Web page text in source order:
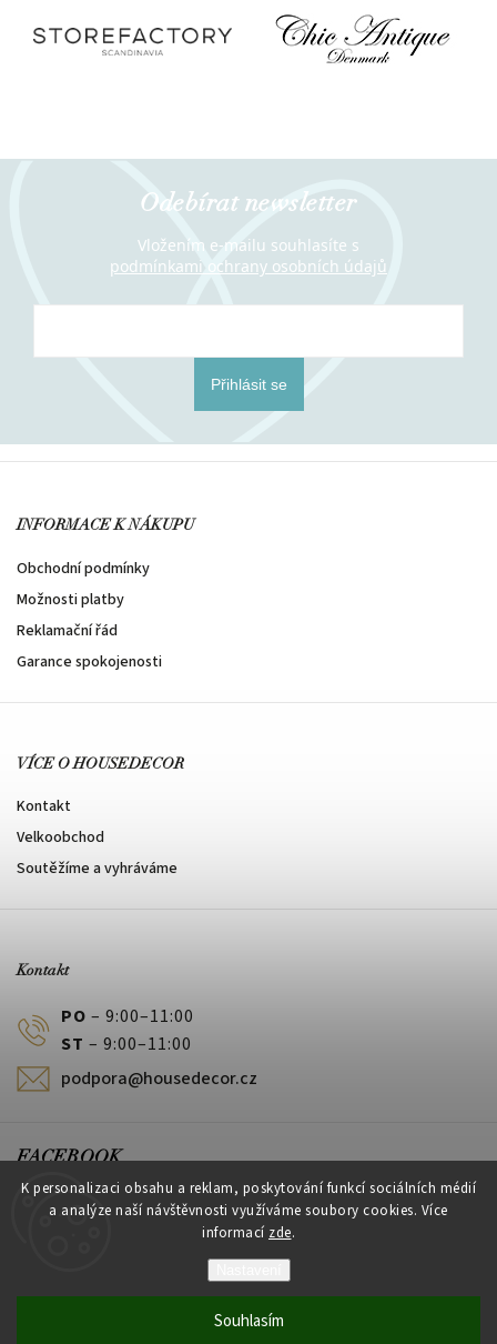
K personalizaci obsahu a reklam, poskytování funkcí sociálních médií
a analýze naší návštěvnosti využíváme soubory cookies. Více
informací zde.
Souhlasím
Odebírat newsletter
Vložením e-mailu souhlasíte s
podmínkami ochrany osobních údajů
Přihlásit se
INFORMACE K NÁKUPU
Obchodní podmínky
Možnosti platby
Reklamační řád
Garance spokojenosti
VÍCE O HOUSEDECOR
Kontakt
Velkoobchod
Soutěžíme a vyhráváme
Kontakt
PO – 9:00–11:00
ST – 9:00–11:00
podpora@housedecor.cz
FACEBOOK